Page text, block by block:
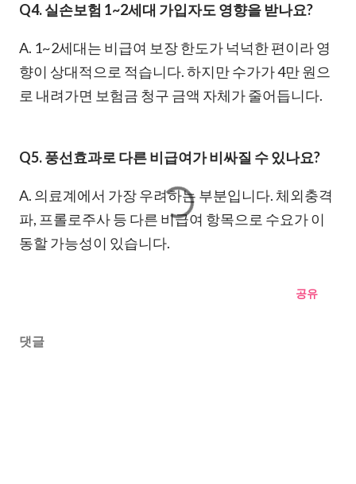
Q4. 실손보험 1~2세대 가입자도 영향을 받나요?
A. 1~2세대는 비급여 보장 한도가 넉넉한 편이라 영
향이 상대적으로 적습니다. 하지만 수가가 4만 원으
로 내려가면 보험금 청구 금액 자체가 줄어듭니다.
Q5. 풍선효과로 다른 비급여가 비싸질 수 있나요?
A. 의료계에서 가장 우려하는 부분입니다. 체외충격
파, 프롤로주사 등 다른 비급여 항목으로 수요가 이
동할 가능성이 있습니다.
공유
댓글